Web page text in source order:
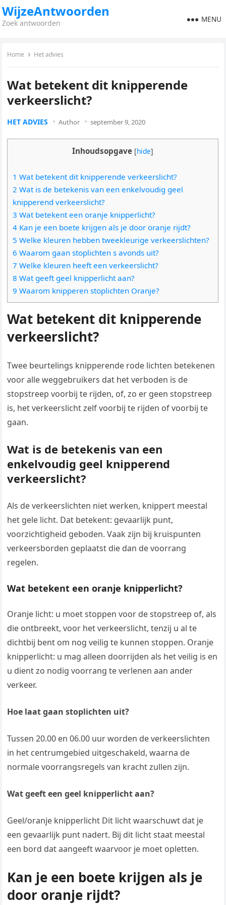
WijzeAntwoorden
Zoek antwoorden MENU
Home Het advies
Wat betekent dit knipperende
verkeerslicht?
HET ADVIES Author september 9, 2020
Inhoudsopgave [hide]
1 Wat betekent dit knipperende verkeerslicht?
2 Wat is de betekenis van een enkelvoudig geel
knipperend verkeerslicht?
3 Wat betekent een oranje knipperlicht?
4 Kan je een boete krijgen als je door oranje rijdt?
5 Welke kleuren hebben tweekleurige verkeerslichten?
6 Waarom gaan stoplichten s avonds uit?
7 Welke kleuren heeft een verkeerslicht?
8 Wat geeft geel knipperlicht aan?
9 Waarom knipperen stoplichten Oranje?
Wat betekent dit knipperende
verkeerslicht?
Twee beurtelings knipperende rode lichten betekenen
voor alle weggebruikers dat het verboden is de
stopstreep voorbij te rijden, of, zo er geen stopstreep
is, het verkeerslicht zelf voorbij te rijden of voorbij te
gaan.
Wat is de betekenis van een
enkelvoudig geel knipperend
verkeerslicht?
Als de verkeerslichten niet werken, knippert meestal
het gele licht. Dat betekent: gevaarlijk punt,
voorzichtigheid geboden. Vaak zijn bij kruispunten
verkeersborden geplaatst die dan de voorrang
regelen.
Wat betekent een oranje knipperlicht?
Oranje licht: u moet stoppen voor de stopstreep of, als
die ontbreekt, voor het verkeerslicht, tenzij u al te
dichtbij bent om nog veilig te kunnen stoppen. Oranje
knipperlicht: u mag alleen doorrijden als het veilig is en
u dient zo nodig voorrang te verlenen aan ander
verkeer.
Hoe laat gaan stoplichten uit?
Tussen 20.00 en 06.00 uur worden de verkeerslichten
in het centrumgebied uitgeschakeld, waarna de
normale voorrangsregels van kracht zullen zijn.
Wat geeft een geel knipperlicht aan?
Geel/oranje knipperlicht Dit licht waarschuwt dat je
een gevaarlijk punt nadert. Bij dit licht staat meestal
een bord dat aangeeft waarvoor je moet opletten.
Kan je een boete krijgen als je
door oranje rijdt?